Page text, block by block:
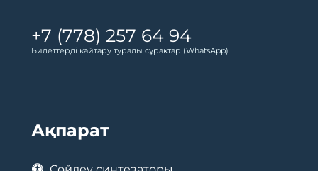
+7 (778) 257 64 94
Билеттерді қайтару туралы сұрақтар (WhatsApp)
Ақпарат